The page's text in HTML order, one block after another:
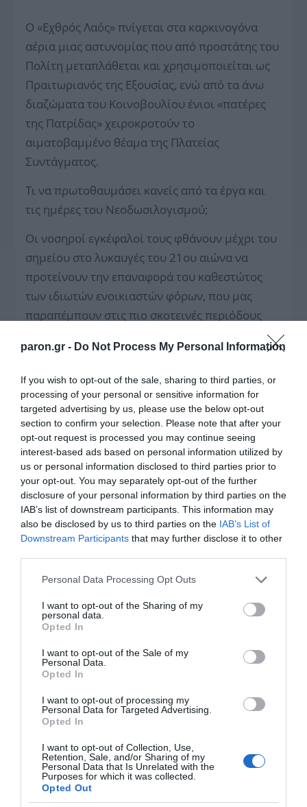
paron.gr - Do Not Process My Personal Information
If you wish to opt-out of the sale, sharing to third parties, or
processing of your personal or sensitive information for
targeted advertising by us, please use the below opt-out
section to confirm your selection. Please note that after your
opt-out request is processed you may continue seeing
interest-based ads based on personal information utilized by
us or personal information disclosed to third parties prior to
your opt-out. You may separately opt-out of the further
disclosure of your personal information by third parties on the
IAB’s list of downstream participants. This information may
also be disclosed by us to third parties on the IAB’s List of
Downstream Participants that may further disclose it to other
Please note that this website/app uses one or more Google
not limited to your visit or usage behaviour. You may click to
grant or deny consent to Google and its third-party tags to
use your data for below specified purposes in below Google
consent section.
Personal Data Processing Opt Outs
I want to opt-out of the Sharing of my
personal data.
Opted In
I want to opt-out of the Sale of my
Personal Data.
Opted In
I want to opt-out of processing my
Personal Data for Targeted Advertising.
Opted In
I want to opt-out of Collection, Use,
Retention, Sale, and/or Sharing of my
Personal Data that Is Unrelated with the
Purposes for which it was collected.
Opted Out
Ο «Εχθρός Λαός» πνίγεται στα καρκινογόνα
αέρια μιας αστυνομίας που από προστάτης του
Πολίτη μεταπλάθεται και χρησιμοποιείται ως
Πραιτωριανός της Εξουσίας, ενώ από τα άνω
διαζώματα του Κοινοβουλίου ένιοι «πατέρες
της Πατρίδας» χειροκροτούν το
αιματοβαμμένο θέαμα της Πλατείας
Συντάγματος.
Τι να πρωτοθαυμάσει κανείς από τα έργα και
τις ημέρες του Νεοδωσιλογισμού;
Οι νοσηροί εγκέφαλοί τους φθάνουν μέχρι του
σημείου στο λυκαυγές του 21ου αιώνα να
προτείνουν την επαναφορά του καθεστώτος
των ιδιωτών ενοικιαστών φόρων, που μας
παραπέμπουν στις πιο σκοτεινές περιόδους
του 15ου και του 16ου αιώνα, την περίοδο της
Οθωμανοκρατίας και των Κοτζαμπάσηδων!
Στις δύστηνες αυτές στιγμές για τους
Νεοέλληνες αποτελούν παραμυθία οι λόγοι του
Ανωνύμου Έλληνος της «Ελληνικής
Νομαρχίας»:
«Ε! Πόσον γλυκύ πράγμα είναι να ομιλή τινάς
την αλήθειαν! Γλυκύτερον όμως καταπολλά
είναι να εκφέρη εις φως αληθείας επωφελείς…».